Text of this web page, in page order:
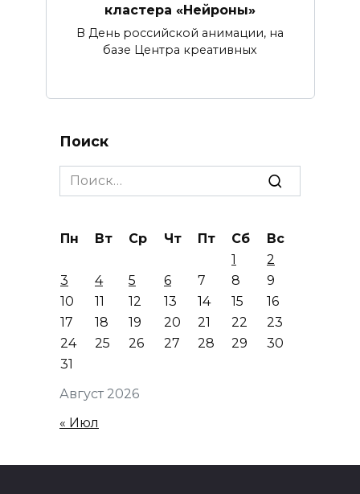
кластера «Нейроны»
В День российской анимации, на
базе Центра креативных
Поиск
Search
for:
Август 2026
Пн Вт Ср Чт Пт Сб
Вс
1
2
3
4 5 6 7 8
9
10
11 12 13 14 15
16
17
18 19 20 21 22
23
24
25 26 27 28 29
30
31
« Июл